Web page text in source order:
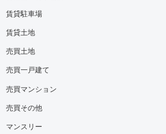
賃貸駐車場
賃貸土地
売買土地
売買一戸建て
売買マンション
売買その他
マンスリー